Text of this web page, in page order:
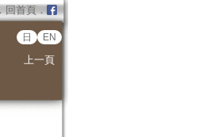
回首頁．
日 EN
上一頁